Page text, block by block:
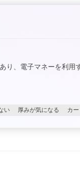
、電子マネーを利
い 厚みが気になる カ